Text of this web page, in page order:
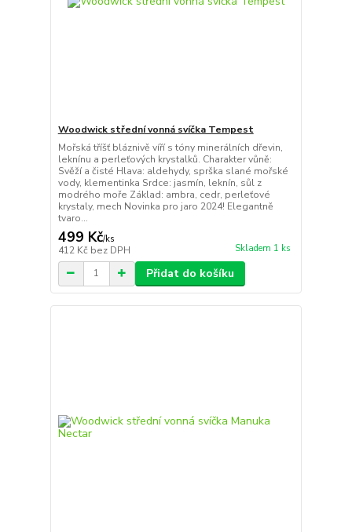
Woodwick střední vonná svíčka Tempest
Mořská tříšť bláznivě víří s tóny minerálních dřevin,
leknínu a perleťových krystalků. Charakter vůně:
Svěží a čisté Hlava: aldehydy, sprška slané mořské
vody, klementinka Srdce: jasmín, leknín, sůl z
modrého moře Základ: ambra, cedr, perleťové
krystaly, mech Novinka pro jaro 2024! Elegantně
tvaro...
499 Kč/ks
412 Kč bez DPH Skladem 1 ks
Přidat do košíku